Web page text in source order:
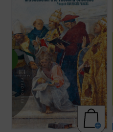
En este libro, inédito hasta ahora en
español, descubrimos un ensayo brillante
del Gilson maduro, una disertación otoñal
sobre las ideas más queridas del gran
medievalista, presentadas en tres ...
ficha)